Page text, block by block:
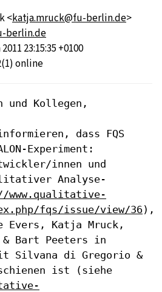
<katja.mruck@fu-berlin.de>
berlin.de
23:15:35 +0100
online
und Kollegen,
dass FQS
Experiment:
innen und
Analyse-
fqs/issue/view/36 ),
Evers, Katja Mruck,
Bart Peeters in
Silvana di Gregorio &
ist
(siehe